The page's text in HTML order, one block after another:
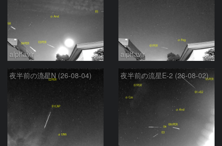
alphavir alphavir
夜半前の流星N (26-08-04) 夜半前の流星E-2 (26-08-02)